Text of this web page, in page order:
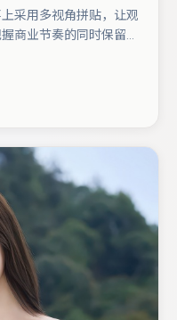
采用多视角拼贴，让观
商业节奏的同时保留人
差与喜剧/悬疑调剂
清晰主线，这部作品值